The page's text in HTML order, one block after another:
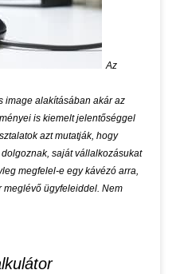
Az
image alakításában akár az
is kiemelt jelentőséggel
azt mutatják, hogy
saját vállalkozásukat
megfelel-e egy kávézó arra,
meglévő ügyfeleiddel. Nem